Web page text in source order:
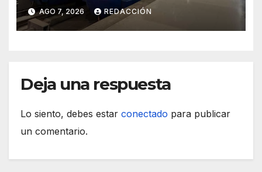
AGO 7, 2026 REDACCIÓN
Deja una respuesta
Lo siento, debes estar conectado para publicar
un comentario.